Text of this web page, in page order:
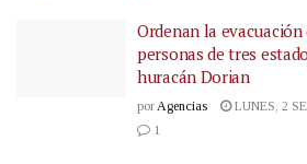
Ordenan la
personas de tres
huracán Dorian
por Agencias
LUNES, 2
1